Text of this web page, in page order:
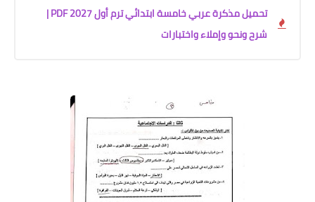
تحميل مذكرة عربي خامسة ابتدائي ترم أول 2027 PDF |
شرح ونحو وإملاء واختبارات